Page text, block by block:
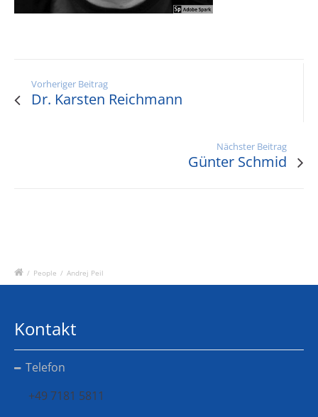
Vorheriger Beitrag
Dr. Karsten Reichmann
Nächster Beitrag
Günter Schmid
/ People / Andrej Peil
Kontakt
Telefon
+49 7181 5811